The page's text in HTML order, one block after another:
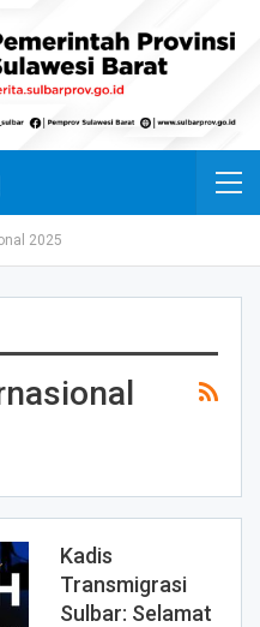
2025
Kadis
Transmigrasi
Sulbar: Selamat